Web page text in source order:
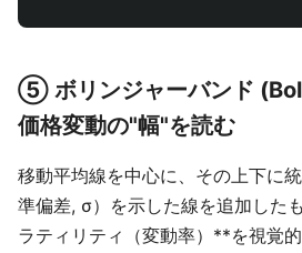
⑤ ボリンジャーバンド
価格変動の"幅"を読む
移動平均線を中心に、その上下に
準偏差, σ）を示した線を追加した
ラティリティ（変動率）**を視覚